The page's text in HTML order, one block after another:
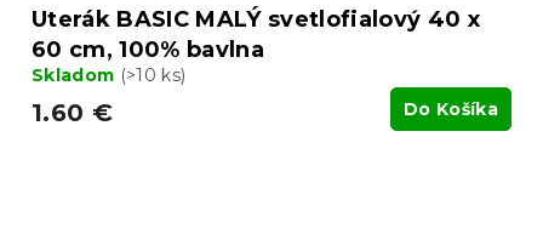
Uterák BASIC MALÝ svetlofialový 40 x
60 cm, 100% bavlna
Skladom (>10 ks)
1.60 € Do Košíka